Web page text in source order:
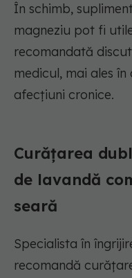
În schimb,
magneziu pot fi
recomandată
medicul, mai ales
afecțiuni cronice.
Curățarea
de lavandă
seară
Specialista în
recomandă